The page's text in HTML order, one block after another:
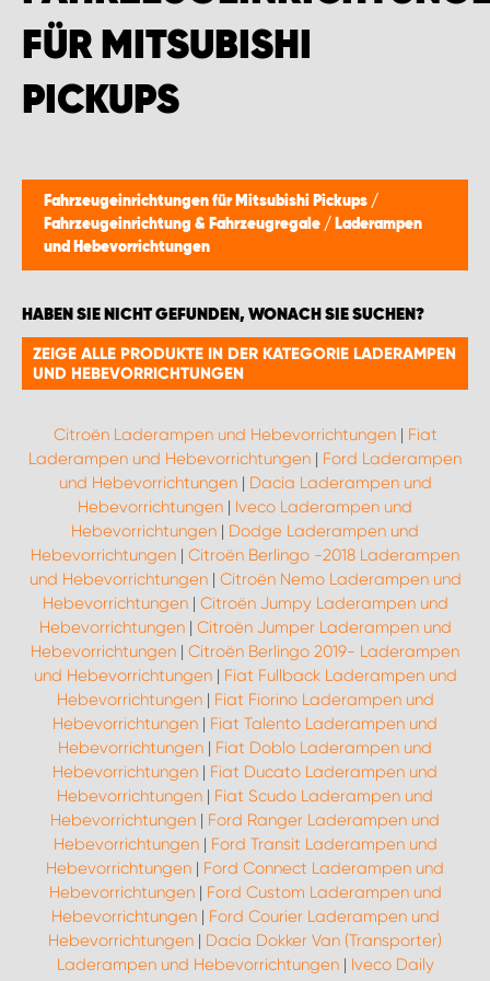
FÜR MITSUBISHI
PICKUPS
Fahrzeugeinrichtungen für Mitsubishi Pickups /
Fahrzeugeinrichtung & Fahrzeugregale / Laderampen
und Hebevorrichtungen
HABEN SIE NICHT GEFUNDEN, WONACH SIE SUCHEN?
ZEIGE ALLE PRODUKTE IN DER KATEGORIE LADERAMPEN
UND HEBEVORRICHTUNGEN
Citroën Laderampen und Hebevorrichtungen| Fiat
Laderampen und Hebevorrichtungen | Ford Laderampen
und Hebevorrichtungen| Dacia Laderampen und
Hebevorrichtungen | Iveco Laderampen und
Hebevorrichtungen | Dodge Laderampen und
Hebevorrichtungen | Citroën Berlingo -2018 Laderampen
und Hebevorrichtungen| Citroën Nemo Laderampen und
Hebevorrichtungen| Citroën Jumpy Laderampen und
Hebevorrichtungen| Citroën Jumper Laderampen und
Hebevorrichtungen | Citroën Berlingo 2019- Laderampen
und Hebevorrichtungen| Fiat Fullback Laderampen und
Hebevorrichtungen| Fiat Fiorino Laderampen und
Hebevorrichtungen | Fiat Talento Laderampen und
Hebevorrichtungen | Fiat Doblo Laderampen und
Hebevorrichtungen | Fiat Ducato Laderampen und
Hebevorrichtungen | Fiat Scudo Laderampen und
Hebevorrichtungen | Ford Ranger Laderampen und
Hebevorrichtungen| Ford Transit Laderampen und
Hebevorrichtungen | Ford Connect Laderampen und
Hebevorrichtungen| Ford Custom Laderampen und
Hebevorrichtungen| Ford Courier Laderampen und
Hebevorrichtungen | Dacia Dokker Van (Transporter)
Laderampen und Hebevorrichtungen| Iveco Daily